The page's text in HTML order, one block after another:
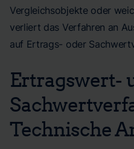
Vergleichsobjekte oder
verliert das Verfahren an
auf Ertrags- oder
Ertragswert-
Technische